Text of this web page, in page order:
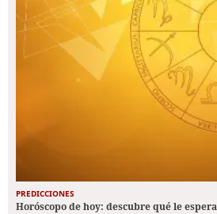
PREDICCIONES
Horóscopo de hoy: descubre qué le